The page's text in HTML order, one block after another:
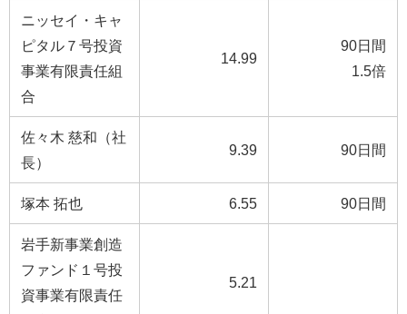
ニッセイ・キャ
ピタル７号投資
事業有限責任組
合
14.99
90日間
1.5倍
佐々木 慈和（社
長）
9.39 90日間
塚本 拓也 6.55 90日間
岩手新事業創造
ファンド１号投
資事業有限責任
5.21